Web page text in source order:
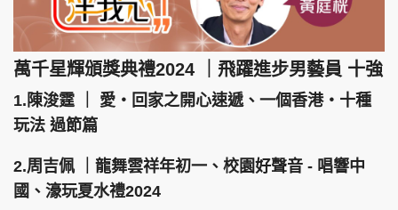
萬千星輝頒獎典禮2024 ｜飛躍進步男藝員 十強
1.陳浚霆 ｜ 愛‧回家之開心速遞、一個香港‧十種
玩法 過節篇
2.周吉佩 ｜龍舞雲祥年初一、校園好聲音 - 唱響中
國、濠玩夏水禮2024